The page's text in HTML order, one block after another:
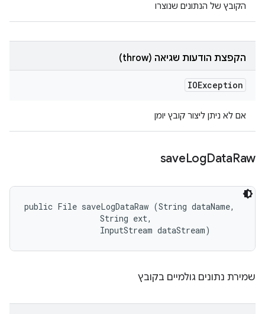
הקובץ של הנתונים שנוצרו
הקפצת הודעות שגיאה (throw)
IOException
אם לא ניתן ליצור קובץ יומן
saveLogDataRaw
public File saveLogDataRaw (String dataName,
                String ext,
                InputStream dataStream)
שמירת נתונים גולמיים בקובץ